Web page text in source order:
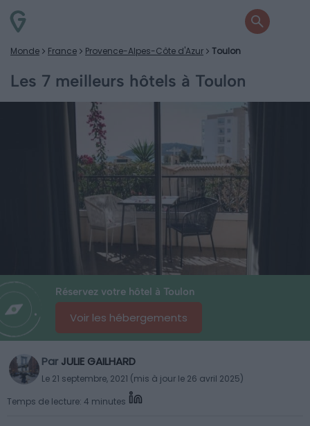
Monde France Provence-Alpes-Côte d'Azur Toulon
Les 7 meilleurs hôtels à Toulon
Réservez votre hôtel à Toulon
Voir les hébergements
Par JULIE GAILHARD
Le 21 septembre, 2021 (mis à jour le 26 avril 2025)
Temps de lecture: 4 minutes